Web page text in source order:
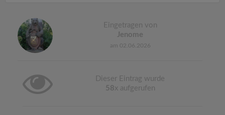
Eingetragen von
Jenome
am 02.06.2026
Dieser Eintrag wurde
58x aufgerufen